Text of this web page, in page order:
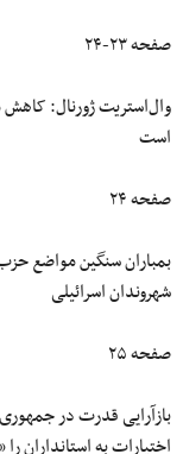
صفحه ۲۳-۲۴
وال‌استریت‌ ژورنال: کاهش
است
صفحه ۲۴
بمباران سنگین مواضع
شهروندان اسرائیلی
صفحه ۲۵
بازآرایی قدرت در
اختیارات به استانداران